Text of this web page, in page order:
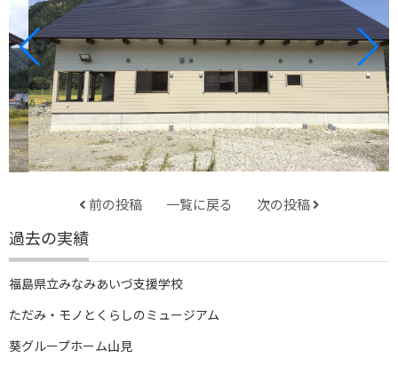
前の投稿 一覧に戻る 次の投稿
過去の実績
福島県立みなみあいづ支援学校
ただみ・モノとくらしのミュージアム
葵グループホーム山見